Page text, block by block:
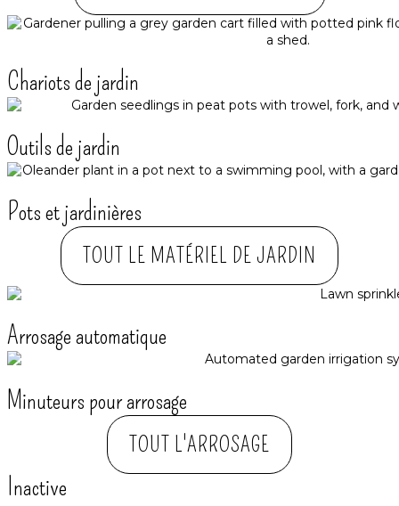
Chariots de jardin
Outils de jardin
Pots et jardinières
TOUT LE MATÉRIEL DE JARDIN
Arrosage automatique​
Minuteurs pour arrosage
TOUT L'ARROSAGE
Inactive